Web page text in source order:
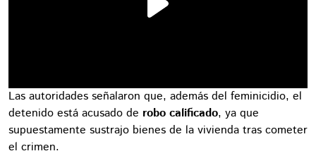
Las autoridades señalaron que, además del feminicidio, el
detenido está acusado de robo calificado, ya que
supuestamente sustrajo bienes de la vivienda tras cometer
el crimen.